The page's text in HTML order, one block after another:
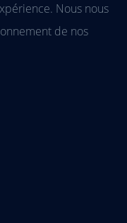
Nous nous
de nos